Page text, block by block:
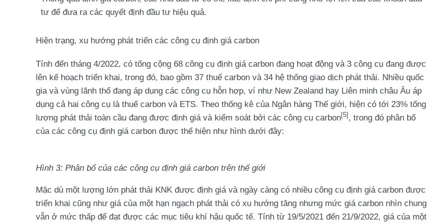
tư để đưa ra các quyết định đầu tư hiệu quả.
Hiện trạng, xu hướng phát triển các công cụ định giá carbon
Tính đến tháng 4/2022, có tổng cộng 68 công cụ định giá carbon đang hoạt động và 3 công cụ đang được
lên kế hoạch triển khai, trong đó, bao gồm 37 thuế carbon và 34 hệ thống giao dịch phát thải. Nhiều quốc
gia và vùng lãnh thổ đang áp dụng các công cụ hỗn hợp, ví như New Zealand hay Liên minh châu Âu áp
dụng cả hai công cụ là thuế carbon và ETS. Theo thống kê của Ngân hàng Thế giới, hiện có tới 23% tổng
lượng phát thải toàn cầu đang được định giá và kiểm soát bởi các công cụ carbon[5] , trong đó phân bổ
của các công cụ định giá carbon được thể hiện như hình dưới đây:
Hình 3: Phân bổ của các công cụ định giá carbon trên thế giới
Mặc dù một lượng lớn phát thải KNK được định giá và ngày càng có nhiều công cụ định giá carbon được
triển khai cũng như giá của một hạn ngạch phát thải có xu hướng tăng nhưng mức giá carbon nhìn chung
vẫn ở mức thấp để đạt được các mục tiêu khí hậu quốc tế. Tính từ 19/5/2021 đến 21/9/2022, giá của một